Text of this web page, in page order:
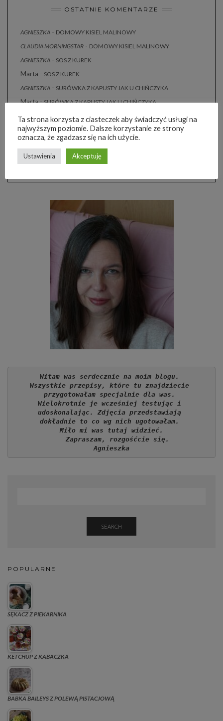
OSTATNIE KOMENTARZE
AGNIESZKA - DOMOWY KISIEL MALINOWY
CLAUDIA MORNINGSTAR - DOMOWY KISIEL MALINOWY
AGNIESZKA - SOS Z KUREK
Marta - SOS Z KUREK
AGNIESZKA - SURÓWKA Z KAPUSTY JAK U CHIŃCZYKA
Marta-SURÓWKA Z KAPUSTY JAK U CHIŃCZYKA
Małgosia z Akacjowego Bloga
CHLEB CEBULOWY
MARZENA-CHLEB CEBULOWY
CHLEB CEBULOWY
KAMILA CZAJKA
CHLEB CEBULOWY
Witam was serdecznie na moim blogu.
Wszystkie przepisy, które tu znajdziecie
przygotowałam specjalnie dla was.
Wielokrotnie je wcześniej testując i
udoskonalając. Zdjęcia przedstawiają
dokładnie to co wg nich ugotowałam.
Miło mi was tutaj widzieć.
   Zapraszam, rozgośćcie się.
Agnieszka
SEARCH
POPULARNE
SĘKACZ Z PIEKARNIKA
KETCHUP Z KABACZKA
BABKA BAILEYS Z POLEWĄ PISTACJOWĄ
Ta strona korzysta z ciasteczek aby świadczyć usługi na
najwyższym poziomie. Dalsze korzystanie ze strony
oznacza, że zgadzasz się na ich użycie.
Ustawienia Akceptuję